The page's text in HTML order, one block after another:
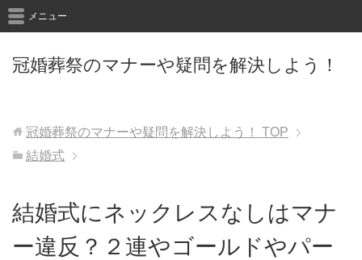
冠婚葬祭のマナーや疑問を解決しよう！
メニュー
冠婚葬祭のマナーや疑問を解決しよう！
TOP
結婚式
結婚式にネックレスなしはマナ
ー違反？２連やゴールドやパー